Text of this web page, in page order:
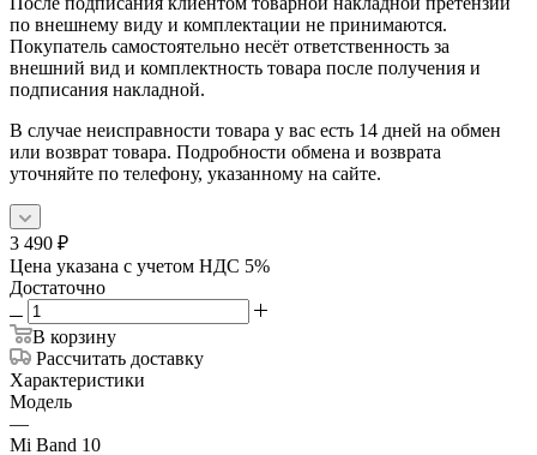
по внешнему виду и комплектации не принимаются.
Покупатель самостоятельно несёт ответственность за
внешний вид и комплектность товара после получения и
подписания накладной.
В случае неисправности товара у вас есть 14 дней на обмен
или возврат товара. Подробности обмена и возврата
уточняйте по телефону, указанному на сайте.
3 490 ₽
Цена указана с учетом НДС 5%
Достаточно
В корзину
Рассчитать доставку
Характеристики
Модель
—
Mi Band 10